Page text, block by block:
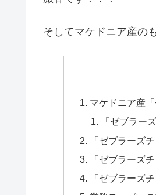
そしてマケドニア産の
マケドニア産
「ゼブラー
「ゼブラーズ
「ゼブラーズ
「ゼブラーズ